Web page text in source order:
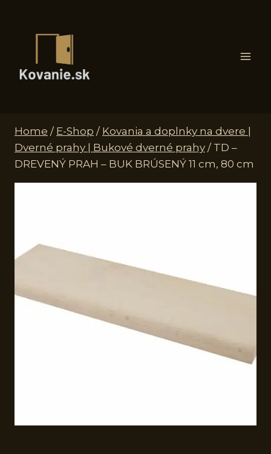
Home / E-Shop / Kovania a doplnky na dvere |
Dverné prahy | Bukové dverné prahy / TD –
DREVENÝ PRAH – BUK BRÚSENÝ 11 cm, 80 cm